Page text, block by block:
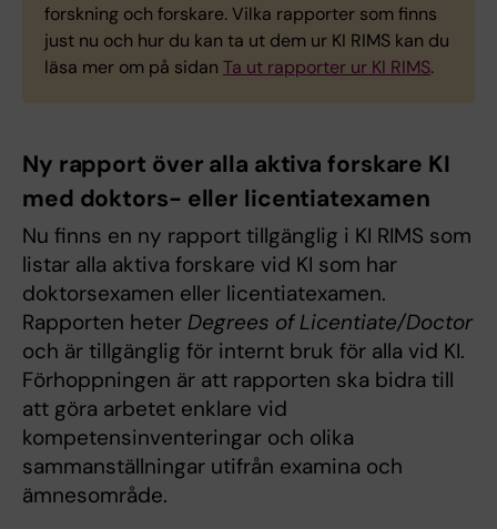
forskning och forskare. Vilka rapporter som finns
just nu och hur du kan ta ut dem ur KI RIMS kan du
läsa mer om på sidan Ta ut rapporter ur KI RIMS.
Ny rapport över alla aktiva forskare KI
med doktors- eller licentiatexamen
Nu finns en ny rapport tillgänglig i KI RIMS som
listar alla aktiva forskare vid KI som har
doktorsexamen eller licentiatexamen.
Rapporten heter Degrees of Licentiate/Doctor
och är tillgänglig för internt bruk för alla vid KI.
Förhoppningen är att rapporten ska bidra till
att göra arbetet enklare vid
kompetensinventeringar och olika
sammanställningar utifrån examina och
ämnesområde.